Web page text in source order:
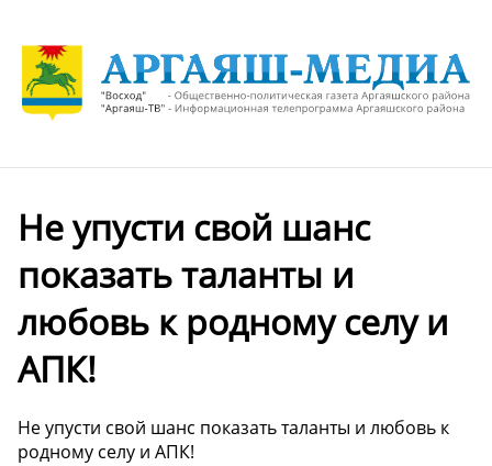
Не упусти свой шанс
показать таланты и
любовь к родному селу и
АПК!
Не упусти свой шанс показать таланты и любовь к
родному селу и АПК!